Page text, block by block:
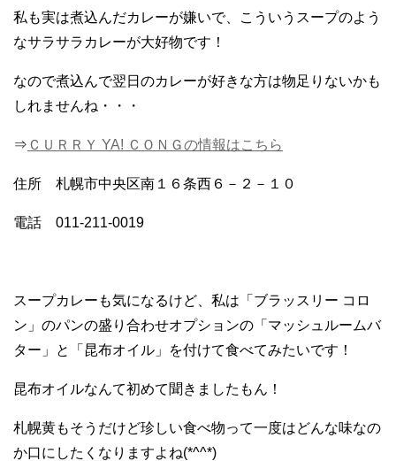
私も実は煮込んだカレーが嫌いで、こういうスープのよう
なサラサラカレーが大好物です！
なので煮込んで翌日のカレーが好きな方は物足りないかも
しれませんね・・・
⇒ ＣＵＲＲＹ YA! ＣＯＮＧの情報はこちら
住所 札幌市中央区南１６条西６－２－１０
電話 011-211-0019
スープカレーも気になるけど、私は「ブラッスリー コロ
ン」のパンの盛り合わせオプションの「マッシュルームバ
ター」と「昆布オイル」を付けて食べてみたいです！
昆布オイルなんて初めて聞きましたもん！
札幌黄もそうだけど珍しい食べ物って一度はどんな味なの
か口にしたくなりますよね(*^^*)